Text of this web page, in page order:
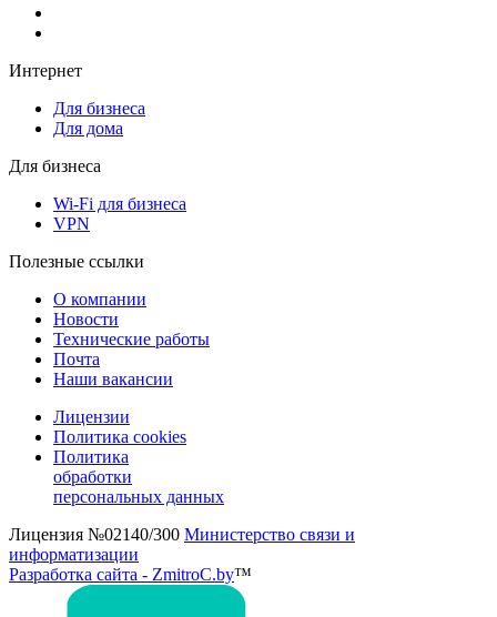
Интернет
Для бизнеса
Для дома
Для бизнеса
Wi-Fi для бизнеса
VPN
Полезные ссылки
О компании
Новости
Технические работы
Почта
Наши вакансии
Лицензии
Политика cookies
Политика
обработки
персональных данных
Лицензия №02140/300 Министерство связи и
информатизации
Разработка сайта - ZmitroC.by™